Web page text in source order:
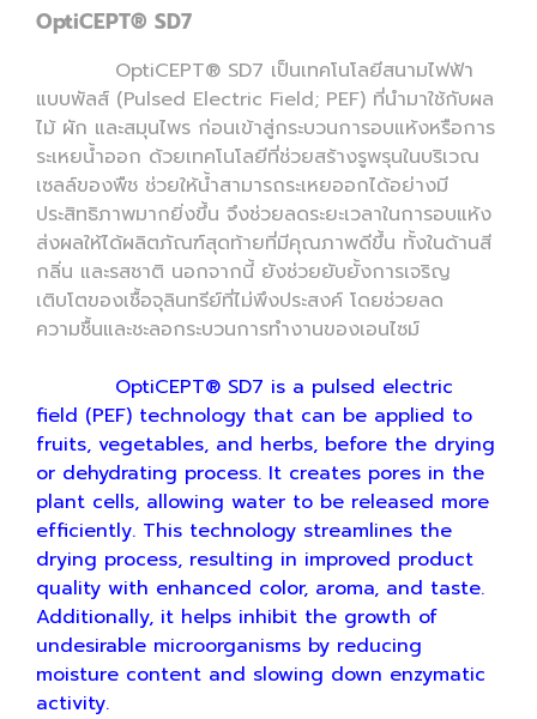
OptiCEPT® SD7
OptiCEPT® SD7 เป็นเทคโนโลยีสนามไฟฟ้า
แบบพัลส์ (Pulsed Electric Field; PEF) ที่นำมาใช้กับผล
ไม้ ผัก และสมุนไพร ก่อนเข้าสู่กระบวนการอบแห้งหรือการ
ระเหยน้ำออก ด้วยเทคโนโลยีที่ช่วยสร้างรูพรุนในบริเวณ
เซลล์ของพืช ช่วยให้น้ำสามารถระเหยออกได้อย่างมี
ประสิทธิภาพมากยิ่งขึ้น จึงช่วยลดระยะเวลาในการอบแห้ง
ส่งผลให้ได้ผลิตภัณฑ์สุดท้ายที่มีคุณภาพดีขึ้น ทั้งในด้านสี
กลิ่น และรสชาติ นอกจากนี้ ยังช่วยยับยั้งการเจริญ
เติบโตของเชื้อจุลินทรีย์ที่ไม่พึงประสงค์ โดยช่วยลด
ความชื้นและชะลอกระบวนการทำงานของเอนไซม์
OptiCEPT® SD7 is a pulsed electric
field (PEF) technology that can be applied to
fruits, vegetables, and herbs, before the drying
or dehydrating process. It creates pores in the
plant cells, allowing water to be released more
efficiently. This technology streamlines the
drying process, resulting in improved product
quality with enhanced color, aroma, and taste.
Additionally, it helps inhibit the growth of
undesirable microorganisms by reducing
moisture content and slowing down enzymatic
activity.